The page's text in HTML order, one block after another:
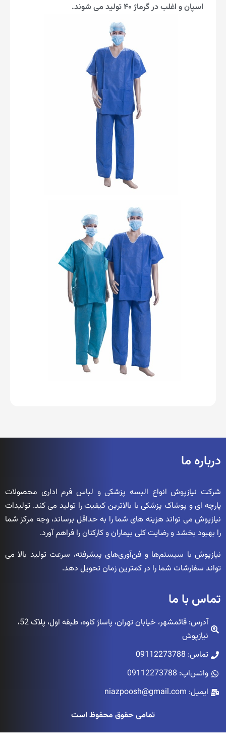
اسپان و اغلب در گرماژ ۴۰ تولید می شوند.
درباره ما
شرکت نیازپوش انواع البسه پزشکی و لباس فرم اداری محصولات
پارچه ای و پوشاک پزشکی با بالاترین کیفیت را تولید می کند. تولیدات
نیازپوش می تواند هزینه های شما را به حداقل برساند، وجه مرکز شما
را بهبود بخشد و رضایت کلی بیماران و کارکنان را فراهم آورد.
نیازپوش با سیستم‌ها و فن‌آوری‌های پیشرفته، سرعت تولید بالا می
تواند سفارشات شما را در کمترین زمان تحویل دهد.
تماس با ما
آدرس: قائمشهر، خیابان تهران، پاساژ کاوه، طبقه اول، پلاک 52،
نیازپوش
تماس: 09112273788
واتس‌اپ: 09112273788
ایمیل: niazpoosh@gmail.com
تمامی حقوق محفوظ است